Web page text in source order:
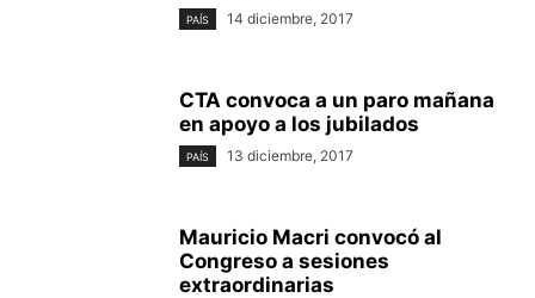
PAÍS 14 diciembre, 2017
CTA convoca a un paro mañana
en apoyo a los jubilados
PAÍS 13 diciembre, 2017
Mauricio Macri convocó al
Congreso a sesiones
extraordinarias